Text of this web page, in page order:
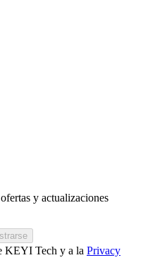
y actualizaciones
KEYI Tech y a la Privacy